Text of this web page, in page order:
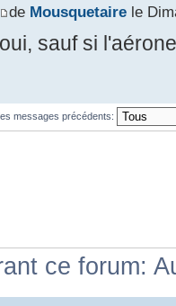
de Mousquetairele
oui, sauf si
messages précédents:
ce forum: